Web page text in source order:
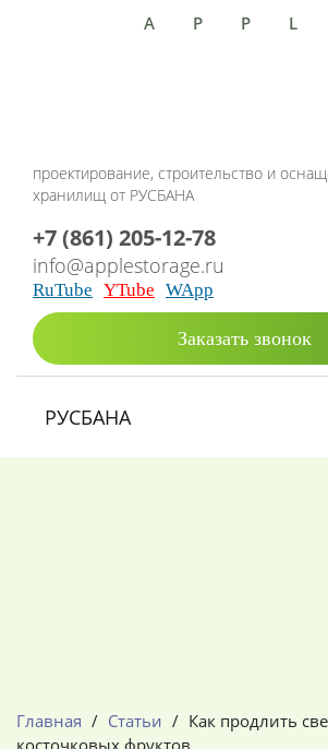
проектирование, строительство и
хранилищ от РУСБАНА
+7 (861) 205-12-78
info@applestorage.ru
RuTube YTube WApp
Заказать звонок
РУСБАНА
Главная / Статьи / Как продлить
косточковых фруктов